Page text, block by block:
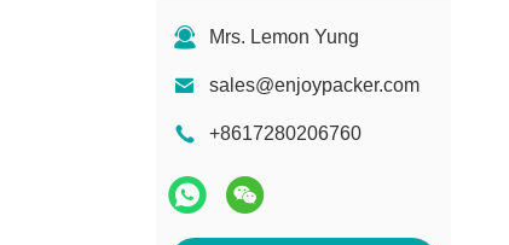
Mrs. Lemon Yung
sales@enjoypacker.com
+8617280206760